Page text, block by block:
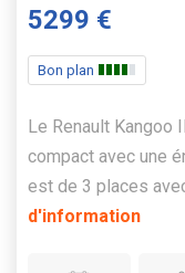
5299 €
Bon plan
Le Renault Kangoo
compact avec une
est de 3 places
d'information